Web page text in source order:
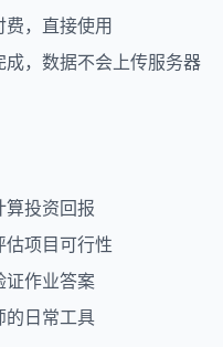
，直接使用
成，数据不会上传服务器
算投资回报
估项目可行性
证作业答案
的日常工具